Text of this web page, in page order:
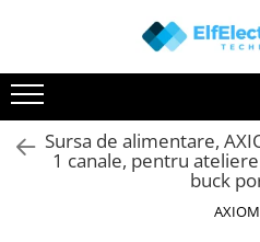
Toate Produsele
Audio
Auto
Instrumente de masura si
Sursa de alimentare,
1 canale, pentru
buck